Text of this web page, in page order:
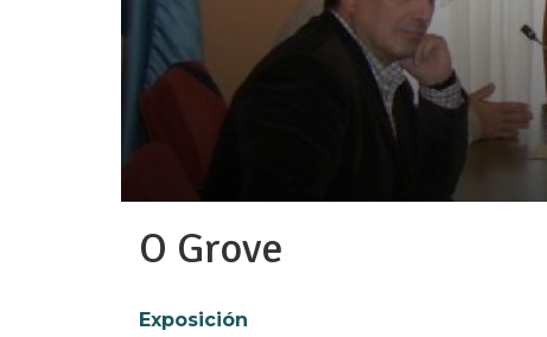
O Grove
Exposición